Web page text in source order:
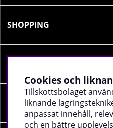
SHOPPING
SOCIALA MEDIER
Cookies och
Tillskottsbolaget
liknande
anpassat innehåll,
och en bättre